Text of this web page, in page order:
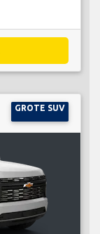
GROTE SUV